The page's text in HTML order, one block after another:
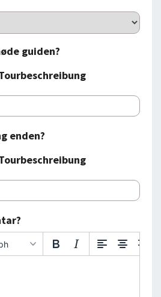
guiden?
enden?